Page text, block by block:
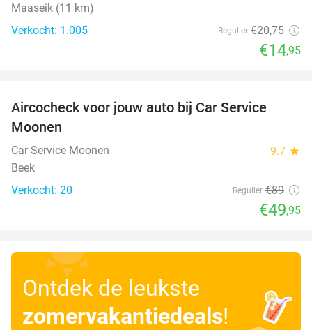
Maaseik (11 km)
Verkocht: 1.005
Regulier €20,75
€14,95
Aircocheck voor jouw auto bij Car Service
Moonen
Car Service Moonen 9.7 star
Beek
Verkocht: 20
Regulier €89
€49,95
Ontdek de leukste
zomervakantiedeals!